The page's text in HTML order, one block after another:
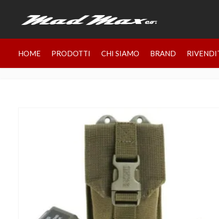
HOME PRODOTTI CHI SIAMO BRAND